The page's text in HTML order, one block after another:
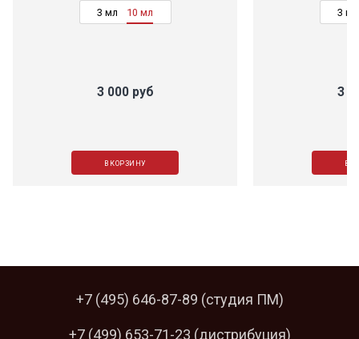
3 мл 10 мл
3 000 руб
В КОРЗИНУ
3 мл
3
В
+7 (495) 646-87-89 (студия ПМ)
+7 (499) 653-71-23 (дистрибуция)